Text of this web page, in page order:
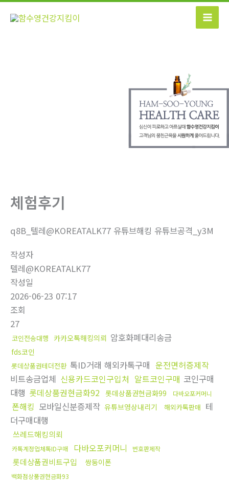
콘
체험후기
q8B_텔레@KOREATALK77 유튜브해킹 유튜브공격_y3M
작성자
텔레@KOREATALK77
작성일
2026-06-23 07:17
조회
27
코인전송대행 카카오톡해킹의뢰 암호화폐대리송금
fds코인
롯데상품권테더전환 톡ID거래 해외카톡구매 운전면허증제작
비트송금업체 신용카드코인구입처 알트코인구매 코인구매
대행 롯데상품권현금화92 롯데상품권현금화99 다바오포커머니
폰해킹 모바일신분증제작 유튜브영상내리기 해외카톡판매 테
더구매대행
쓰레드해킹의뢰
카톡계정업체톡ID구매 다바오포커머니 번호판제작
롯데상품권비트구입 쌍둥이폰
백화점상품권현금화93